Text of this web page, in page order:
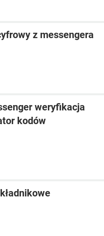
z messengera
weryfikacja
kodów